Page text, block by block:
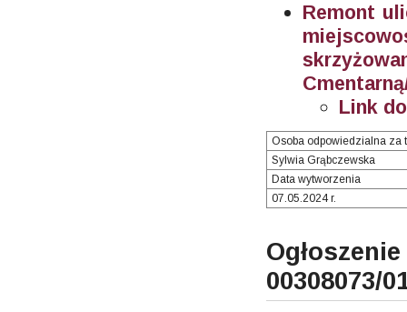
Remont
Link
Osoba odpowiedzialna za
Sylwia Grąbczewska
Data wytworzenia
07.05.2024 r.
00308073/